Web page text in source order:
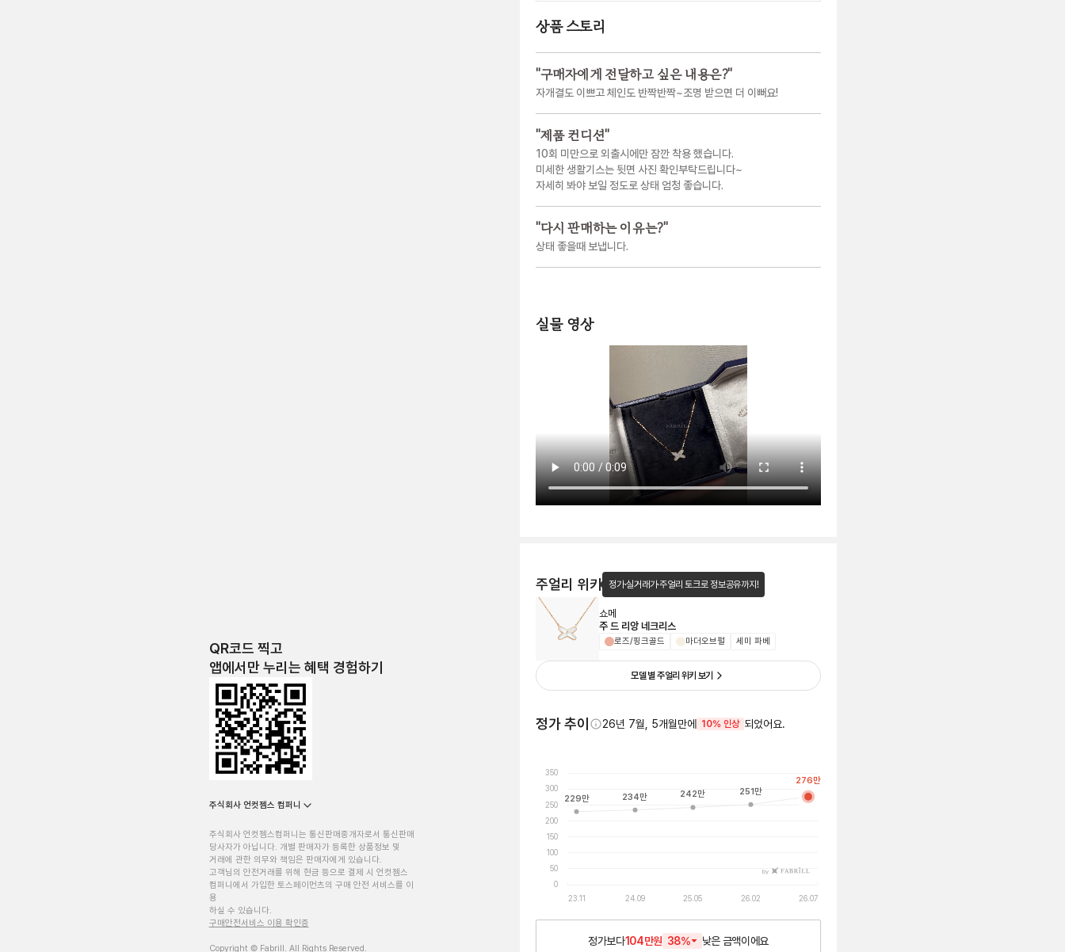
QR코드 찍고
앱에서만 누리는 혜택 경험하기
주식회사 언컷젬스 컴퍼니
주식회사 언컷젬스컴퍼니는 통신판매중개자로서 통신판매
당사자가 아닙니다. 개별 판매자가 등록한 상품정보 및
거래에 관한 의무와 책임은 판매자에게 있습니다.
고객님의 안전거래를 위해 현금 등으로 결제 시 언컷젬스
컴퍼니에서 가입한 토스페이먼츠의 구매 안전 서비스를 이
용
하실 수 있습니다.
구매안전서비스 이용 확인증
Copyright © Fabrill. All Rights Reserved.
상품 스토리
"구매자에게 전달하고 싶은 내용은?"
자개결도 이쁘고 체인도 반짝반짝~조명 받으면 더 이뻐요!
"제품 컨디션"
10회 미만으로 외출시에만 잠깐 착용 했습니다.
미세한 생활기스는 뒷면 사진 확인부탁드립니다~
자세히 봐야 보일 정도로 상태 엄청 좋습니다.
"다시 판매하는 이유는?"
상태 좋을때 보냅니다.
실물 영상
주얼리 위키 정가·실거래가·주얼리 토크로 정보공유까지!
쇼메
주 드 리앙 네크리스
로즈/핑크골드 마더오브펄 세미 파베
모델 별 주얼리 위키 보기
정가 추이 26년 7월, 5개월만에 10% 인상 되었어요.
0
50
100
150
200
250
300
350
23.11 24.09 25.05 26.02 26.07
by
229만 234만 242만 251만
276만
정가보다104만원 38% 낮은금액이에요